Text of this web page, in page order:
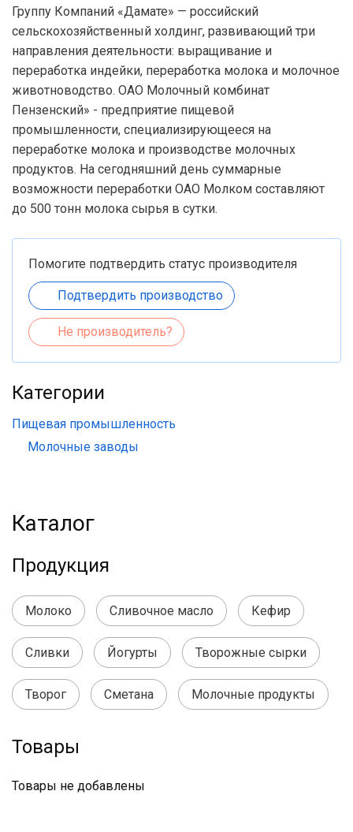
Группу Компаний «Дамате» — российский
сельскохозяйственный холдинг, развивающий три
направления деятельности: выращивание и
переработка индейки, переработка молока и молочное
животноводство. ОАО Молочный комбинат
Пензенский» - предприятие пищевой
промышленности, специализирующееся на
переработке молока и производстве молочных
продуктов. На сегодняшний день суммарные
возможности переработки ОАО Молком составляют
до 500 тонн молока сырья в сутки.
Помогите подтвердить статус производителя
Подтвердить производство
Не производитель?
Категории
Пищевая промышленность
Молочные заводы
Каталог
Продукция
Молоко Сливочное масло Кефир
Сливки Йогурты Творожные сырки
Творог Сметана Молочные продукты
Товары
Товары не добавлены